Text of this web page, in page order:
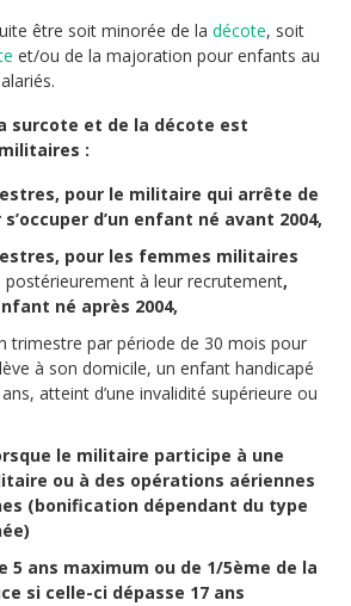
être soit minorée de ladécote, soit
et/ou de la majoration pour enfants au
surcote et de la décote est
:
pour le militaire qui arrête de
d’un enfant né avant 2004,
pour les femmes militaires
postérieurement à leur recrutement,
né après 2004,
trimestre par période de 30 mois pour
à son domicile, un enfant handicapé
atteint d’une invalidité supérieure ou
le militaire participe à une
ou à des opérations aériennes
(bonification dépendant du type
5 ans maximum ou de 1/5ème de la
si celle-ci dépasse 17 ans